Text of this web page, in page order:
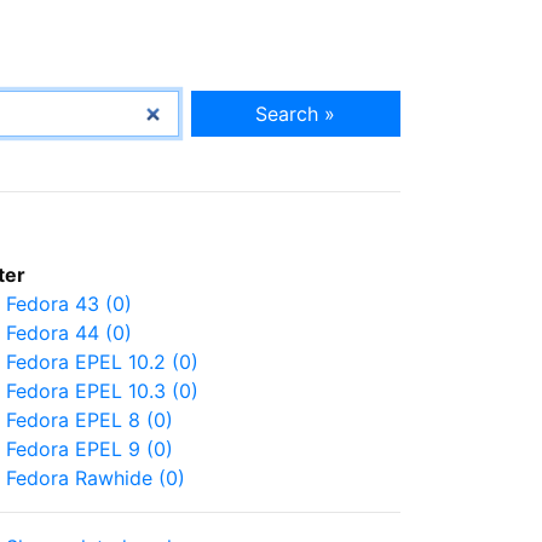
Search »
Fedora 43 (0)
Fedora 44 (0)
Fedora EPEL 10.2 (0)
Fedora EPEL 10.3 (0)
Fedora EPEL 8 (0)
Fedora EPEL 9 (0)
Fedora Rawhide (0)